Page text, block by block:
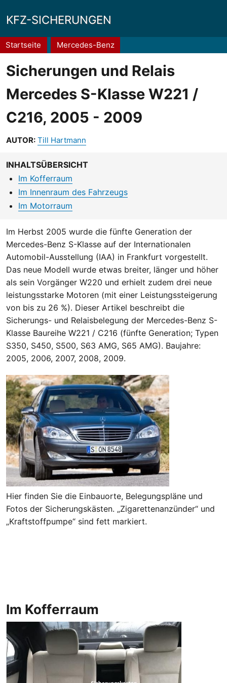
KFZ-SICHERUNGEN
Pfadnavigation
Startseite Mercedes-Benz
Sicherungen und Relais
Mercedes S-Klasse W221 /
C216, 2005 - 2009
AUTOR: Till Hartmann
INHALTSÜBERSICHT
Im Kofferraum
Im Innenraum des Fahrzeugs
Im Motorraum
Im Herbst 2005 wurde die fünfte Generation der
Mercedes-Benz S-Klasse auf der Internationalen
Automobil-Ausstellung (IAA) in Frankfurt vorgestellt.
Das neue Modell wurde etwas breiter, länger und höher
als sein Vorgänger W220 und erhielt zudem drei neue
leistungsstarke Motoren (mit einer Leistungssteigerung
von bis zu 26 %). Dieser Artikel beschreibt die
Sicherungs- und Relaisbelegung der Mercedes-Benz S-
Klasse Baureihe W221 / C216 (fünfte Generation; Typen
S350, S450, S500, S63 AMG, S65 AMG). Baujahre:
2005, 2006, 2007, 2008, 2009.
Hier finden Sie die Einbauorte, Belegungspläne und
Fotos der Sicherungskästen. „Zigarettenanzünder“ und
„Kraftstoffpumpe“ sind fett markiert.
Im Kofferraum